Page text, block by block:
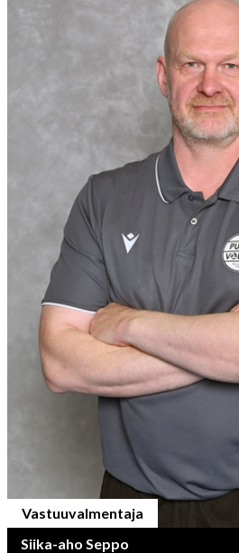
Vastuuvalmentaja
Siika-aho Seppo